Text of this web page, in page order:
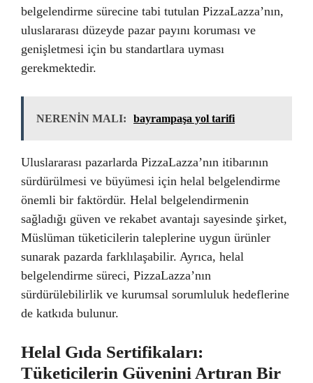
belgelendirme sürecine tabi tutulan PizzaLazza’nın,
uluslararası düzeyde pazar payını koruması ve
genişletmesi için bu standartlara uyması
gerekmektedir.
NERENİN MALI: bayrampaşa yol tarifi
Uluslararası pazarlarda PizzaLazza’nın itibarının
sürdürülmesi ve büyümesi için helal belgelendirme
önemli bir faktördür. Helal belgelendirmenin
sağladığı güven ve rekabet avantajı sayesinde şirket,
Müslüman tüketicilerin taleplerine uygun ürünler
sunarak pazarda farklılaşabilir. Ayrıca, helal
belgelendirme süreci, PizzaLazza’nın
sürdürülebilirlik ve kurumsal sorumluluk hedeflerine
de katkıda bulunur.
Helal Gıda Sertifikaları:
Tüketicilerin Güvenini Artıran Bir